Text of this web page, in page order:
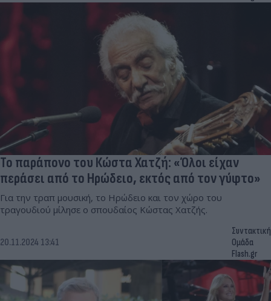
Το παράπονο του Κώστα Χατζή: «Όλοι είχαν
περάσει από το Ηρώδειο, εκτός από τον γύφτο»
Για την τραπ μουσική, το Ηρώδειο και τον χώρο του
τραγουδιού μίλησε ο σπουδαίος Κώστας Χατζής.
20.11.2024 13:41
Συντακτική
Ομάδα
Flash.gr